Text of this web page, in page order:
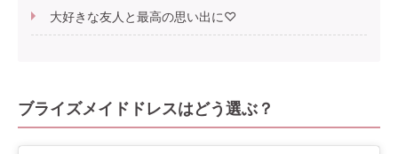
大好きな友人と最高の思い出に♡
ブライズメイドドレスはどう選ぶ？